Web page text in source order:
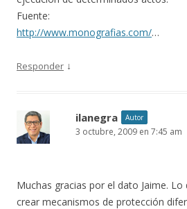
Fuente:
http://www.monografias.com/…
Responder ↓
ilanegra Autor
3 octubre, 2009 en 7:45 am
Muchas gracias por el dato Jaime.
crear mecanismos de protección